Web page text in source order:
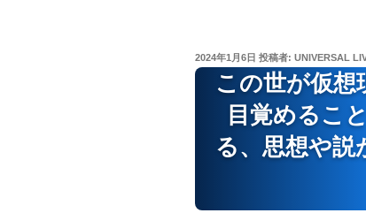
投
稿
2024年1月6日 投稿者: UNIVERSAL
この世が仮想
目覚めるこ
る、思想や説